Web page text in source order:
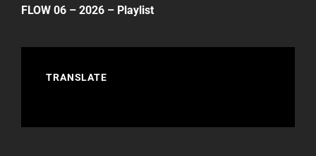
Post
FLOW 06 – 2026 – Playlist
TRANSLATE